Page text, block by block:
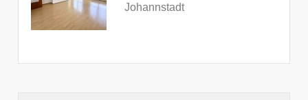
Johannstadt